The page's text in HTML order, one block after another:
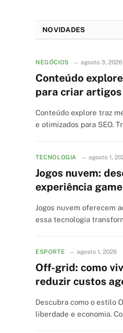
NOVIDADES
NEGÓCIOS agosto 3, 2026
Conteúdo
para criar
Conteúdo explore traz
e otimizados para SEO.
TECNOLOGIA agosto 1,
Jogos nuvem:
experiência
Jogos nuvem oferecem
essa tecnologia
ESPORTE agosto 1, 2026
Off-grid: como
reduzir custos
Descubra como o estilo
liberdade e economia.